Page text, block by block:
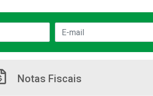
Notas Fiscais